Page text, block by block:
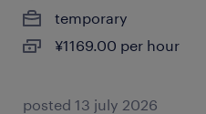
temporary
¥1169.00 per hour
posted 13 july 2026